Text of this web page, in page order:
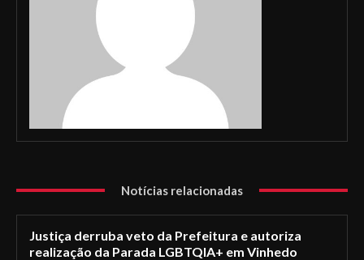
Notícias relacionadas
Justiça derruba veto da Prefeitura e autoriza
realização da Parada LGBTQIA+ em Vinhedo